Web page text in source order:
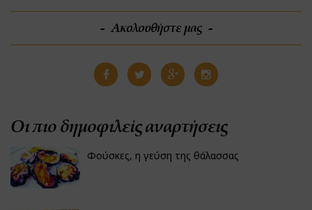
Ακολουθήστε μας
Οι πιο δημοφιλείς αναρτήσεις
Φούσκες, η γεύση της θάλασσας